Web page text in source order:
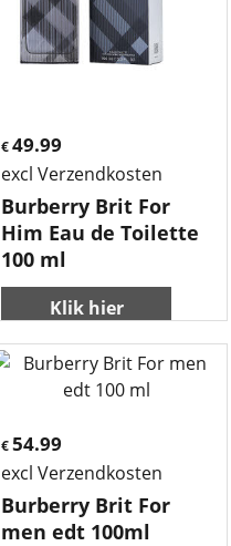
€49.99
excl Verzendkosten
Burberry Brit For
Him Eau de Toilette
100 ml
Klik hier
€54.99
excl Verzendkosten
Burberry Brit For
men edt 100ml